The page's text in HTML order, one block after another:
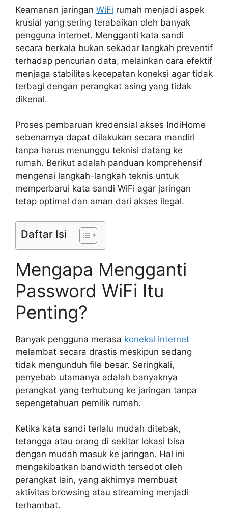
Keamanan jaringan WiFi rumah menjadi aspek
krusial yang sering terabaikan oleh banyak
pengguna internet. Mengganti kata sandi
secara berkala bukan sekadar langkah preventif
terhadap pencurian data, melainkan cara efektif
menjaga stabilitas kecepatan koneksi agar tidak
terbagi dengan perangkat asing yang tidak
dikenal.
Proses pembaruan kredensial akses IndiHome
sebenarnya dapat dilakukan secara mandiri
tanpa harus menunggu teknisi datang ke
rumah. Berikut adalah panduan komprehensif
mengenai langkah-langkah teknis untuk
memperbarui kata sandi WiFi agar jaringan
tetap optimal dan aman dari akses ilegal.
Daftar Isi
Mengapa Mengganti
Password WiFi Itu
Penting?
Banyak pengguna merasa koneksi internet
melambat secara drastis meskipun sedang
tidak mengunduh file besar. Seringkali,
penyebab utamanya adalah banyaknya
perangkat yang terhubung ke jaringan tanpa
sepengetahuan pemilik rumah.
Ketika kata sandi terlalu mudah ditebak,
tetangga atau orang di sekitar lokasi bisa
dengan mudah masuk ke jaringan. Hal ini
mengakibatkan bandwidth tersedot oleh
perangkat lain, yang akhirnya membuat
aktivitas browsing atau streaming menjadi
terhambat.